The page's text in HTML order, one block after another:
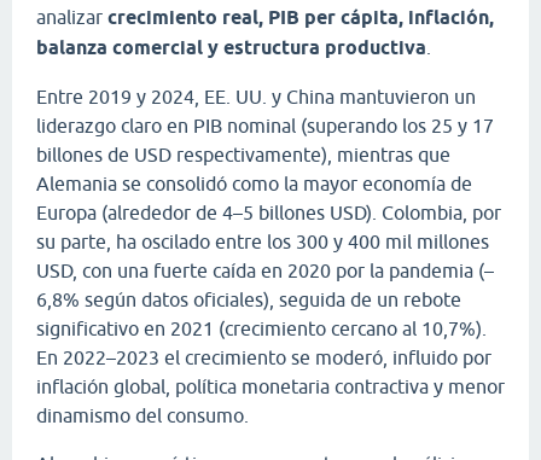
analizar crecimiento real, PIB per cápita, inflación,
balanza comercial y estructura productiva
Entre 2019 y 2024, EE. UU. y China mantuvieron un
liderazgo claro en PIB nominal (superando los 25 y 17
billones de USD respectivamente), mientras que
Alemania se consolidó como la mayor economía de
Europa (alrededor de 4–5 billones USD). Colombia, por
su parte, ha oscilado entre los 300 y 400 mil millones
USD, con una fuerte caída en 2020 por la pandemia (–
6,8% según datos oficiales), seguida de un rebote
significativo en 2021 (crecimiento cercano al 10,7%).
En 2022–2023 el crecimiento se moderó, influido por
inflación global, política monetaria contractiva y menor
dinamismo del consumo.